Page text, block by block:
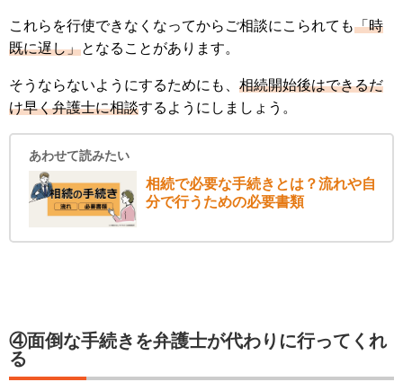
これらを行使できなくなってからご相談にこられても「時
既に遅し」となることがあります。
そうならないようにするためにも、 相続開始後はできるだ
け早く弁護士に相談するようにしましょう。
あわせて読みたい
相続で必要な手続きとは？流れや自
分で行うための必要書類
④面倒な手続きを弁護士が代わりに行ってくれ
る